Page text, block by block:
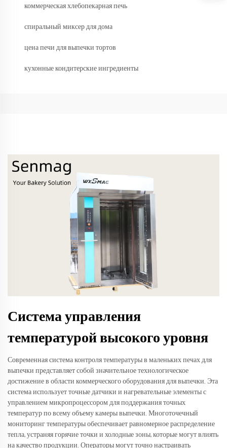
коммерческая хлебопекарная печь
спиральный миксер для дома
цена печи для выпечки тортов
кухонные кондитерские ингредиенты
Система управления
температурой высокого уровня
Современная система контроля температуры в маленьких печах для
выпечки представляет собой значительное технологическое
достижение в области коммерческого оборудования для выпечки. Эта
система использует точные датчики и нагревательные элементы с
управлением микропроцессором для поддержания точных
температур по всему объему камеры выпечки. Многоточечный
мониторинг температуры обеспечивает равномерное распределение
тепла, устраняя горячие точки и холодные зоны, которые могут влиять
на качество продукции. Операторы могут точно настраивать